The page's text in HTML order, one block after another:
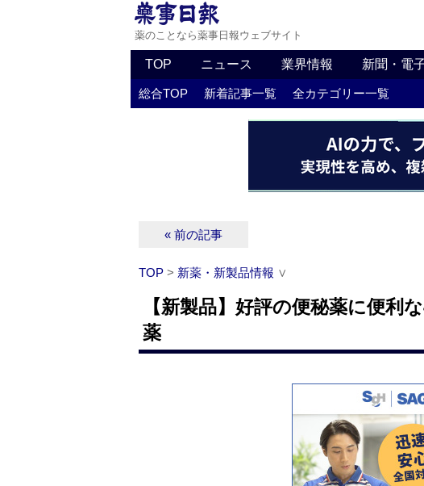
薬のことなら薬事日報ウェブサイト
TOP ニュース 業界情報 新聞・電
総合TOP 新着記事一覧 全カテゴリー一覧
« 前の記事
TOP > 新薬・新製品情報 ∨
【新製品】好評の便秘薬に便
薬